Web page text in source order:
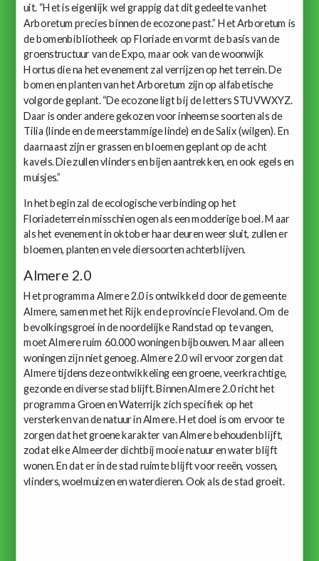
uit. “Het is eigenlijk wel grappig dat dit gedeelte van het
Arboretum precies binnen de ecozone past.” Het Arboretum is
de bomenbibliotheek op Floriade en vormt de basis van de
groenstructuur van de Expo, maar ook van de woonwijk
Hortus die na het evenement zal verrijzen op het terrein. De
bomen en planten van het Arboretum zijn op alfabetische
volgorde geplant. “De ecozone ligt bij de letters STUVWXYZ.
Daar is onder andere gekozen voor inheemse soorten als de
Tilia (linde en de meerstammige linde) en de Salix (wilgen). En
daarnaast zijn er grassen en bloemen geplant op de acht
kavels. Die zullen vlinders en bijen aantrekken, en ook egels en
muisjes.”
In het begin zal de ecologische verbinding op het
Floriadeterrein misschien ogen als een modderige boel. Maar
als het evenement in oktober haar deuren weer sluit, zullen er
bloemen, planten en vele diersoorten achterblijven.
Almere 2.0
Het programma Almere 2.0 is ontwikkeld door de gemeente
Almere, samen met het Rijk en de provincie Flevoland. Om de
bevolkingsgroei in de noordelijke Randstad op te vangen,
moet Almere ruim 60.000 woningen bijbouwen. Maar alleen
woningen zijn niet genoeg. Almere 2.0 wil ervoor zorgen dat
Almere tijdens deze ontwikkeling een groene, veerkrachtige,
gezonde en diverse stad blijft. Binnen Almere 2.0 richt het
programma Groen en Waterrijk zich specifiek op het
versterken van de natuur in Almere. Het doel is om ervoor te
zorgen dat het groene karakter van Almere behouden blijft,
zodat elke Almeerder dichtbij mooie natuur en water blijft
wonen. En dat er in de stad ruimte blijft voor reeën, vossen,
vlinders, woelmuizen en waterdieren. Ook als de stad groeit.